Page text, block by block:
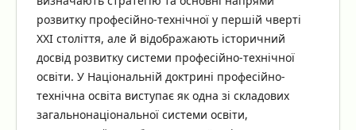
розвитку професійно-технічної у першій чверті
ХХІ століття, але й відображають історичний
досвід розвитку системи професійно-технічної
освіти. У Національній доктрині професійно-
технічна освіта виступає як одна зі складових
загальнонаціональної системи освіти,